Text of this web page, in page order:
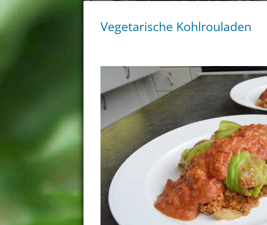
Vegetarische Kohlrouladen